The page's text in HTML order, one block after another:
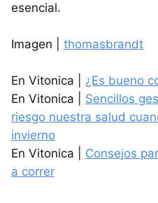
esencial.
Imagen | thomasbrandt
En Vitonica | ¿Es bueno
En Vitonica | Sencillos
riesgo nuestra salud
invierno
En Vitonica | Consejos
a correr